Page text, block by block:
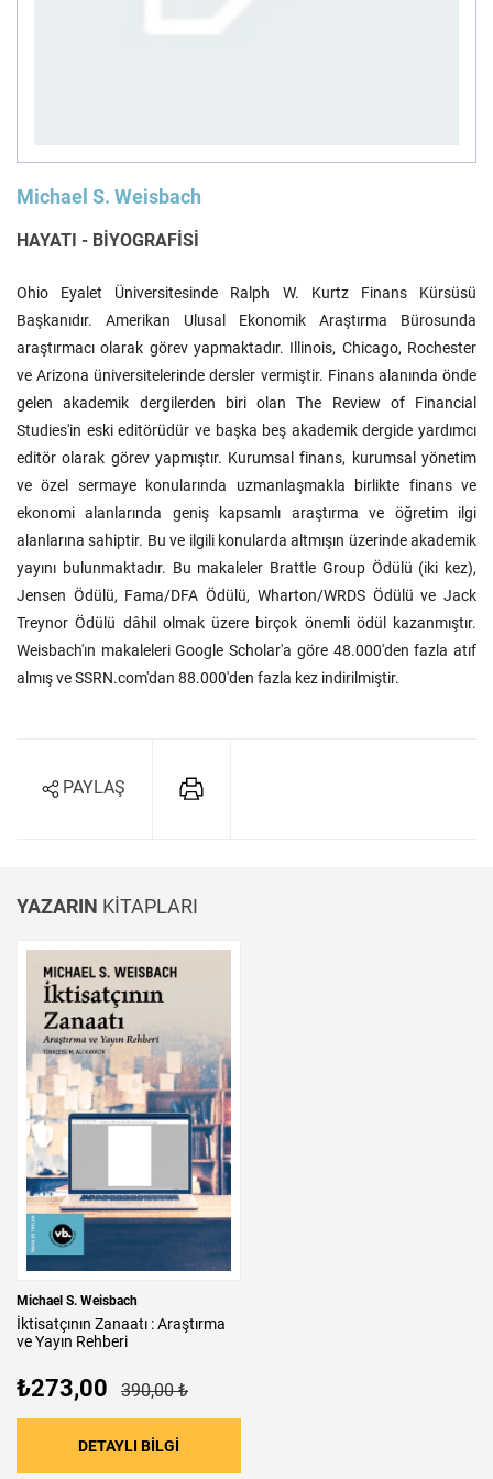
İnsan ve Toplum Çocuk Kitaplığı
Klasik Bilim
Michael S. Weisbach
HAYATI - BİYOGRAFİSİ
Ohio Eyalet Üniversitesinde Ralph W. Kurtz Finans Kürsüsü
Başkanıdır. Amerikan Ulusal Ekonomik Araştırma Bürosunda
araştırmacı olarak görev yapmaktadır. Illinois, Chicago, Rochester
ve Arizona üniversitelerinde dersler vermiştir. Finans alanında önde
gelen akademik dergilerden biri olan The Review of Financial
Studies'in eski editörüdür ve başka beş akademik dergide yardımcı
editör olarak görev yapmıştır. Kurumsal finans, kurumsal yönetim
ve özel sermaye konularında uzmanlaşmakla birlikte finans ve
ekonomi alanlarında geniş kapsamlı araştırma ve öğretim ilgi
alanlarına sahiptir. Bu ve ilgili konularda altmışın üzerinde akademik
yayını bulunmaktadır. Bu makaleler Brattle Group Ödülü (iki kez),
Jensen Ödülü, Fama/DFA Ödülü, Wharton/WRDS Ödülü ve Jack
Treynor Ödülü dâhil olmak üzere birçok önemli ödül kazanmıştır.
Weisbach'ın makaleleri Google Scholar'a göre 48.000'den fazla atıf
almış ve SSRN.com'dan 88.000'den fazla kez indirilmiştir.
PAYLAŞ
YAZARIN KİTAPLARI
Michael S. Weisbach
İktisatçının Zanaatı :Araştırma
veYayın Rehberi
₺273,00 390,00 ₺
DETAYLI BİLGİ